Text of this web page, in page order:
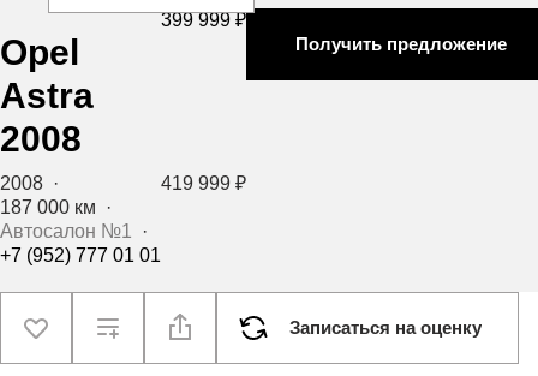
Opel
Astra
2008
399 999 ₽
2008 ·
187 000 км ·
Автосалон №1 ·
+7 (952) 777 01 01
419 999 ₽
Получить предложение
Записаться на оценку